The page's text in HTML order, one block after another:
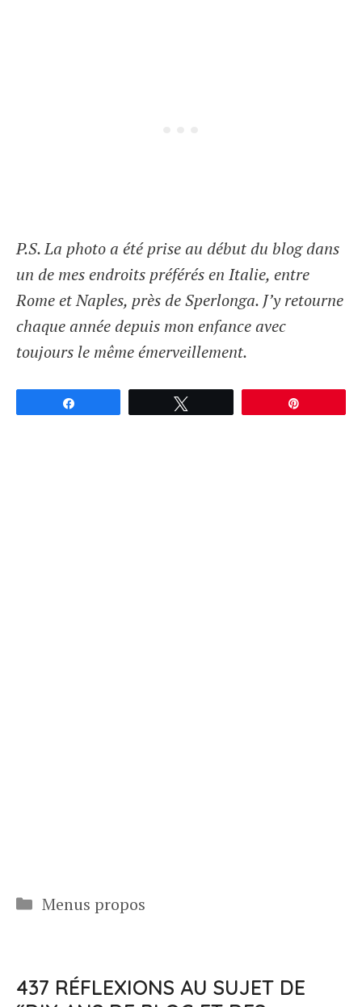
P.S. La photo a été prise au début du blog dans
un de mes endroits préférés en Italie, entre
Rome et Naples, près de Sperlonga. J’y retourne
chaque année depuis mon enfance avec
toujours le même émerveillement.
Catégories
Menus propos
437 RÉFLEXIONS AU SUJET DE